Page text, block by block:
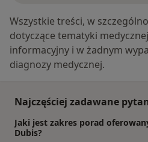
Wszystkie treści, w
dotyczące tematyki
informacyjny i w żadnym
diagnozy medycznej.
Najczęściej zadawane
Jaki jest zakres porad
Dubis?